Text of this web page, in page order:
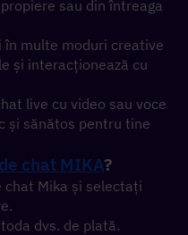
sau din întreaga
multe moduri creative
și interacționează cu
live cu video sau voce
și sănătos pentru tine
chat MIKA?
Mika și selectați
dvs. de plată.